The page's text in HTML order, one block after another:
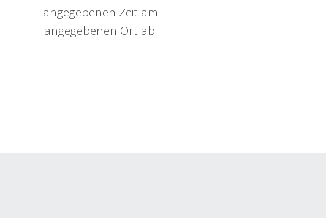
angegebenen Zeit am
angegebenen Ort ab.